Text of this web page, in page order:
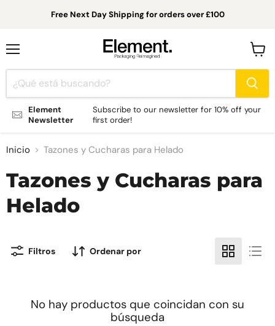
Free Next Day Shipping for orders over £100
Element
Newsletter
Subscribe to our newsletter for 10% off your
first order!
Inicio Tazones y Cucharas para Helado
Tazones y Cucharas para
Helado
Filtros Ordenar por
No hay productos que coincidan con su
búsqueda